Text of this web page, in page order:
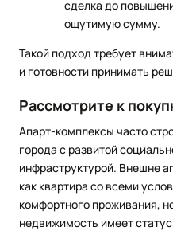
сделка до
ощутимую сумму.
Такой подход требует
и готовности принимать
Рассмотрите к
Апарт-комплексы часто
города с развитой
инфраструктурой. Внешне
как квартира со всеми
комфортного проживания,
недвижимость имеет